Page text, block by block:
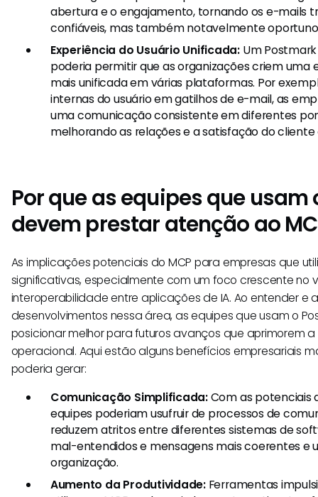
abertura e o engajamento, tornando os e-mails
confiáveis, mas também notavelmente
Experiência do Usuário Unificada: Um
poderia permitir que as organizações criem uma
mais unificada em várias plataformas. Por
internas do usuário em gatilhos de e-mail, as
uma comunicação consistente em diferentes
melhorando as relações e a satisfação do
Por que as equipes que usam
devem prestar atenção ao
As implicações potenciais do MCP para empresas que
significativas, especialmente com um foco crescente no
interoperabilidade entre aplicações de IA. Ao entender e
desenvolvimentos nessa área, as equipes que usam o
posicionar melhor para futuros avanços que aprimorem
operacional. Aqui estão alguns benefícios empresariais
poderia gerar:
Comunicação Simplificada:Com as potenciais
equipes poderiam usufruir de processos de
reduzem atritos entre diferentes sistemas de
mal-entendidos e mensagens mais coerentes e
organização.
Aumento da Produtividade:Ferramentas